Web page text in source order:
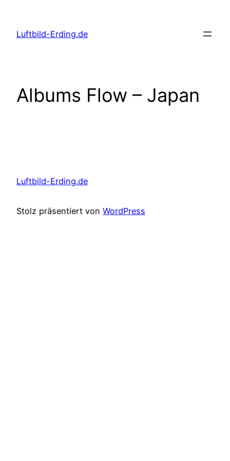
springen
Luftbild-Erding.de
Albums Flow – Japan
Luftbild-Erding.de
Stolz präsentiert von WordPress